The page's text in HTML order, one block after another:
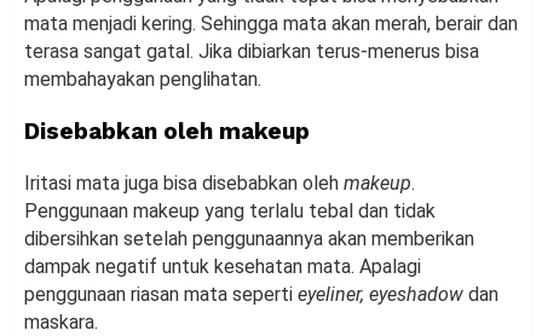
mata menjadi kering. Sehingga mata akan merah, berair dan
terasa sangat gatal. Jika dibiarkan terus-menerus bisa
membahayakan penglihatan.
Disebabkan oleh makeup
Iritasi mata juga bisa disebabkan oleh makeup.
Penggunaan makeup yang terlalu tebal dan tidak
dibersihkan setelah penggunaannya akan memberikan
dampak negatif untuk kesehatan mata. Apalagi
penggunaan riasan mata seperti eyeliner, eyeshadow dan
maskara.